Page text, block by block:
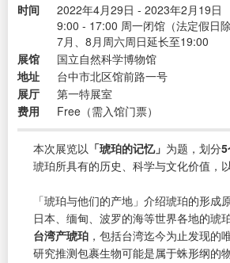
时间
2022年4月29日 - 2023年2月19日
9:00 - 17:00 周一闭馆（法定假日除
7月、8月周六周日延长至19:00
展馆
国立自然科学博物馆
地址
台中市北区馆前路一号
展厅
第一特展室
费用
Free（需入馆门票）
本次展览以 「琥珀的记忆」 为题，划分
琥珀所具有的历史、科学与文化价值，
「琥珀与他们的产地」介绍琥珀的形成
日本、缅甸、波罗的海等世界各地的琥
台湾产琥珀 ，包括台湾迄今为止发现的
研究推测包裹生物可能是属于蛛形纲的物